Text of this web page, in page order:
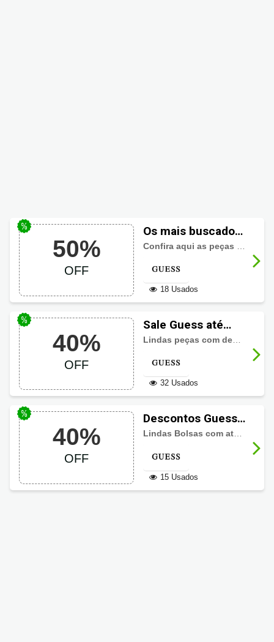
50%
OFF
Os mais buscados
Guess até 50%
18 Usados
40%
OFF
Sale Guess até
40% OFF
32 Usados
40%
OFF
Descontos Guess
até 40% OFF
Lindas Bolsas com até 40% de desconto, aproveite!
15 Usados